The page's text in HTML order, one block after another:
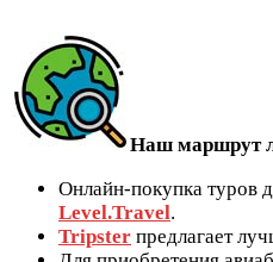
Наш маршрут
Онлайн-покупка туров
Level.Travel.
Tripster предлагает